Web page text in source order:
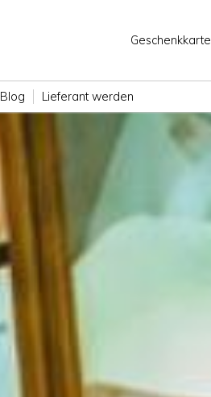
Geschenkkarte
Blog Lieferant werden